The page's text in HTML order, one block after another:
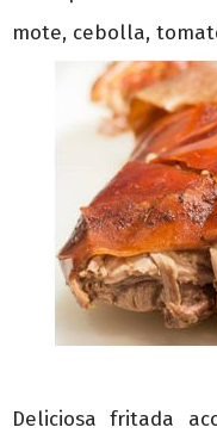
mote, cebolla,
Deliciosa fritada